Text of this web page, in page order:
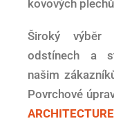
kovových
Široký výběr
odstínech a
našim
Povrchové